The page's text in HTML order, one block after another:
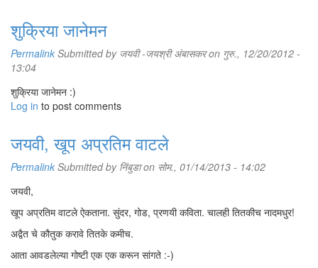
शुक्रिया जानेमन
Permalink Submitted by जयवी -जयश्री अंबासकरon गुरु., 12/20/2012 -
13:04
शुक्रिया जानेमन :)
Log in to post comments
जयवी, खूप अप्रतिम वाटले
Permalink Submitted by निंबुडाon सोम., 01/14/2013 - 14:02
जयवी,
खूप अप्रतिम वाटले ऐकताना. सुंदर, गोड, प्रणयी कविता. चालही तितकीच नादमधुर!
अद्वैत चे कौतुक करावे तितके कमीच.
आता आवडलेल्या गोष्टी एक एक करून सांगते :-)